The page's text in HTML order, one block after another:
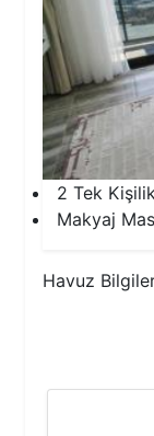
2 Tek
Makyaj
Havuz